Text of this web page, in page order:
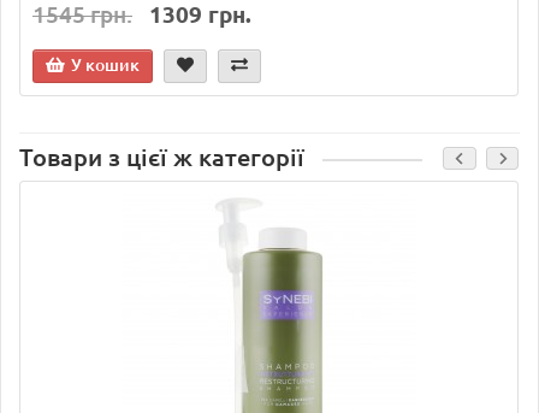
1545 грн. 1309 грн.
У кошик
Товари з цієї ж категорії